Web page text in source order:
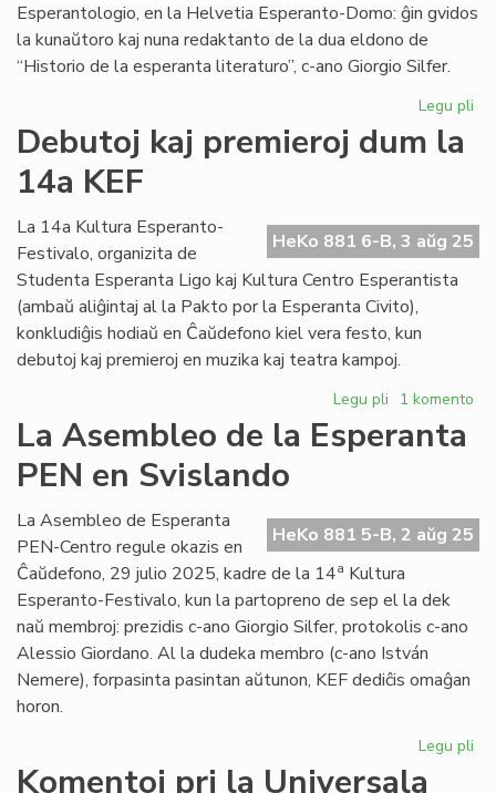
Esperantologio, en la Helvetia Esperanto-Domo: ĝin gvidos
la kunaŭtoro kaj nuna redaktanto de la dua eldono de
“Historio de la esperanta literaturo”, c-ano Giorgio Silfer.
Legu pli
pri
Debutoj kaj premieroj dum la
14a KEF
HeKo 881 6-B, 3 aŭg 25
La 14a Kultura Esperanto-
Festivalo, organizita de
Studenta Esperanta Ligo kaj Kultura Centro Esperantista
(ambaŭ aliĝintaj al la Pakto por la Esperanta Civito),
konkludiĝis hodiaŭ en Ĉaŭdefono kiel vera festo, kun
debutoj kaj premieroj en muzika kaj teatra kampoj.
Legu pli pri
Debutoj
kaj
la
14a
1 komento
La Asembleo de la Esperanta
PEN en Svislando
HeKo 881 5-B, 2 aŭg 25
La Asembleo de Esperanta
PEN-Centro regule okazis en
Ĉaŭdefono, 29 julio 2025, kadre de la 14a Kultura
Esperanto-Festivalo, kun la partopreno de sep el la dek
naŭ membroj: prezidis c-ano Giorgio Silfer, protokolis c-ano
Alessio Giordano. Al la dudeka membro (c-ano István
Nemere), forpasinta pasintan aŭtunon, KEF dediĉis omaĝan
horon.
Legu pli
Komentoj pri la Universala